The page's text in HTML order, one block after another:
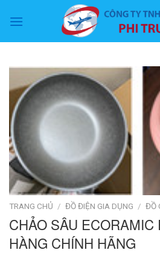
TRANG CHỦ / ĐỒ ĐIỆN GIA DỤNG / ĐỒ
CHẢO SÂU ECORAMIC
HÀNG CHÍNH HÃNG